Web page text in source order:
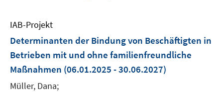
IAB-Projekt
Determinanten der Bindung von Beschäftigten in
Betrieben mit und ohne familienfreundliche
Maßnahmen (06.01.2025 - 30.06.2027)
Müller, Dana;